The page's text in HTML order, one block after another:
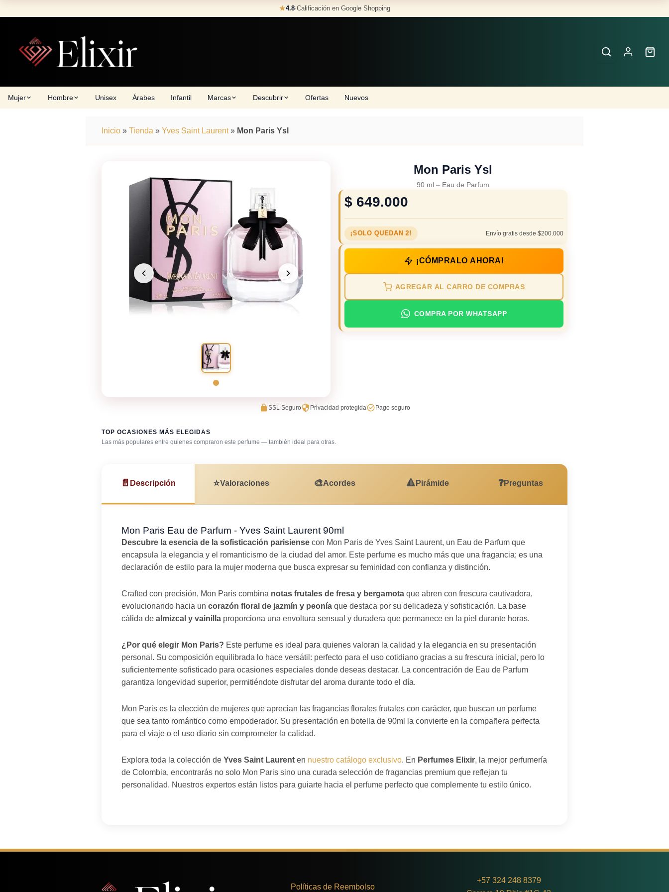
to
★4.8·Calificación en Google Shopping
Mujer Hombre Unisex Árabes Infantil Marcas Descubrir Ofertas Nuevos
Inicio » Tienda » Yves Saint Laurent» Mon Paris Ysl
Mon Paris Ysl
90 ml – Eau de Parfum
$ 649.000
¡SOLO QUEDAN 2! Envío gratis desde $200.000
¡CÓMPRALO AHORA!
AGREGAR AL CARRO DE COMPRAS
COMPRA POR WHATSAPP
SSL Seguro Privacidad protegida Pago seguro
TOP OCASIONES MÁS ELEGIDAS
Las más populares entre quienes compraron este perfume — también ideal para otras.
Bar / cocteles Primera cita
📄 Descripción ⭐Valoraciones 🎨Acordes 🔺 Pirámide ❓Preguntas
Mon Paris Eau de Parfum - Yves Saint Laurent 90ml
Descubre la esencia de la sofisticación parisiense con Mon Paris de Yves Saint Laurent, un Eau de Parfum que
encapsula la elegancia y el romanticismo de la ciudad del amor. Este perfume es mucho más que una fragancia; es una
declaración de estilo para la mujer moderna que busca expresar su feminidad con confianza y distinción.
Crafted con precisión, Mon Paris combina notas frutales de fresa y bergamota que abren con frescura cautivadora,
evolucionando hacia un corazón floral de jazmín y peonía que destaca por su delicadeza y sofisticación. La base
cálida de almizcal y vainilla proporciona una envoltura sensual y duradera que permanece en la piel durante horas.
¿Por qué elegir Mon Paris? Este perfume es ideal para quienes valoran la calidad y la elegancia en su presentación
personal. Su composición equilibrada lo hace versátil: perfecto para el uso cotidiano gracias a su frescura inicial, pero lo
suficientemente sofisticado para ocasiones especiales donde deseas destacar. La concentración de Eau de Parfum
garantiza longevidad superior, permitiéndote disfrutar del aroma durante todo el día.
Mon Paris es la elección de mujeres que aprecian las fragancias florales frutales con carácter, que buscan un perfume
que sea tanto romántico como empoderador. Su presentación en botella de 90ml la convierte en la compañera perfecta
para el viaje o el uso diario sin comprometer la calidad.
Explora toda la colección de Yves Saint Laurent en nuestro catálogo exclusivo. En Perfumes Elixir, la mejor perfumería
de Colombia, encontrarás no solo Mon Paris sino una curada selección de fragancias premium que reflejan tu
personalidad. Nuestros expertos están listos para guiarte hacia el perfume perfecto que complemente tu estilo único.
Políticas de Reembolso
+57 324 248 8379
compró La Belle Flower Edition - 100 ml,